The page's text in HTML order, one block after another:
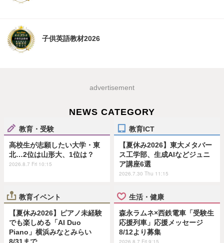
子供英語教材2026
advertisement
NEWS CATEGORY
教育・受験
高校生が志願したい大学・東
北…2位は山形大、1位は？
2026.8.7 Fri 10:15
教育ICT
【夏休み2026】東大メタバー
ス工学部、生成AIなどジュニ
ア講座6選
2026.7.30 Thu 11:15
教育イベント
【夏休み2026】ピアノ未経験
でも楽しめる「AI Duo
Piano」横浜みなとみらい
8/31まで
生活・健康
森永ラムネ×西鉄電車「受験生
応援列車」応援メッセージ
8/12より募集
2026.8.7 Fri 9:15